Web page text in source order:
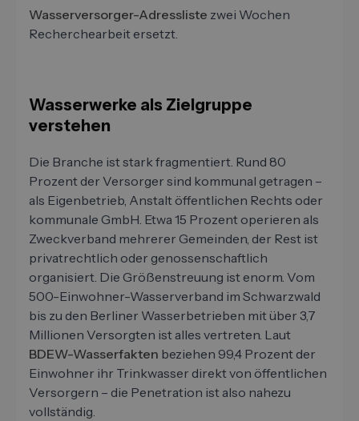
Wasserversorger-Adressliste zwei Wochen
Recherchearbeit ersetzt.
Wasserwerke als Zielgruppe
verstehen
Die Branche ist stark fragmentiert. Rund 80
Prozent der Versorger sind kommunal getragen –
als Eigenbetrieb, Anstalt öffentlichen Rechts oder
kommunale GmbH. Etwa 15 Prozent operieren als
Zweckverband mehrerer Gemeinden, der Rest ist
privatrechtlich oder genossenschaftlich
organisiert. Die Größenstreuung ist enorm. Vom
500-Einwohner-Wasserverband im Schwarzwald
bis zu den Berliner Wasserbetrieben mit über 3,7
Millionen Versorgten ist alles vertreten. Laut
BDEW-Wasserfakten beziehen 99,4 Prozent der
Einwohner ihr Trinkwasser direkt von öffentlichen
Versorgern – die Penetration ist also nahezu
vollständig.